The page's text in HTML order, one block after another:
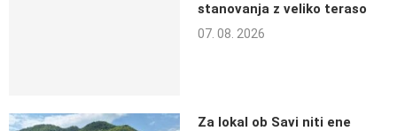
stanovanja z veliko teraso
07. 08. 2026
Za lokal ob Savi niti ene